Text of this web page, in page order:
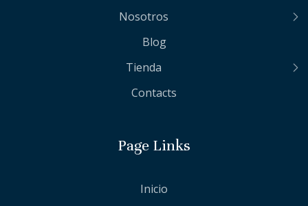
Nosotros
Blog
Tienda
Contacts
Page Links
Inicio